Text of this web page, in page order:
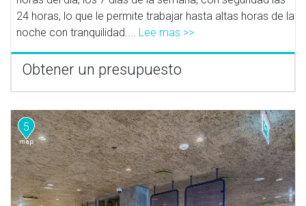
24 horas, lo que le permite trabajar hasta altas horas de la
noche con tranquilidad.... Lee mas >>
Obtener un presupuesto
5